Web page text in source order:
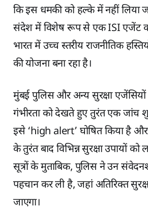
कि इस धमकी को हल्के में नहीं लिया
संदेश में विशेष रूप से एक ISI एजेंट
भारत में उच्च स्तरीय राजनीतिक
की योजना बना रहा है।
मुंबई पुलिस और अन्य सुरक्षा
गंभीरता को देखते हुए तुरंत एक जांच
इसे ‘high alert’ घोषित किया है
के तुरंत बाद विभिन्न सुरक्षा उपायों को
सूत्रों के मुताबिक, पुलिस ने उन
पहचान कर ली है, जहां अतिरिक्त
जाएगा।